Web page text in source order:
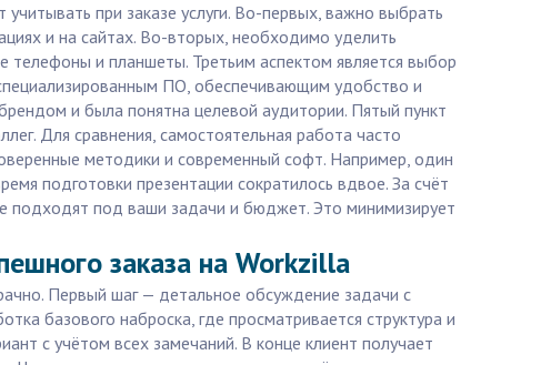
при заказе услуги. Во-первых, важно выбрать
и на сайтах. Во-вторых, необходимо уделить
телефоны и планшеты. Третьим аспектом является выбор
ПО, обеспечивающим удобство и
и была понятна целевой аудитории. Пятый пункт
Для сравнения, самостоятельная работа часто
методики и современный софт. Например, один
подготовки презентации сократилось вдвое. За счёт
подходят под ваши задачи и бюджет. Это минимизирует
заказа на Workzilla
Первый шаг — детальное обсуждение задачи с
базового наброска, где просматривается структура и
с учётом всех замечаний. В конце клиент получает